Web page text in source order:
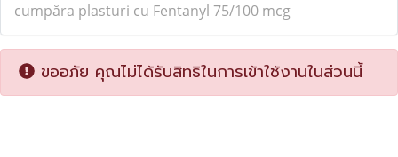
cumpăra plasturi cu Fentanyl 75/100 mcg
ขออภัย คุณไม่ได้รับสิทธิในการเข้าใช้งานในส่วนนี้